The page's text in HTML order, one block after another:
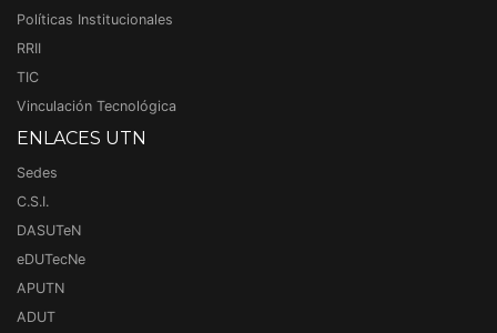
Políticas Institucionales
RRII
TIC
Vinculación Tecnológica
ENLACES UTN
Sedes
C.S.I.
DASUTeN
eDUTecNe
APUTN
ADUT